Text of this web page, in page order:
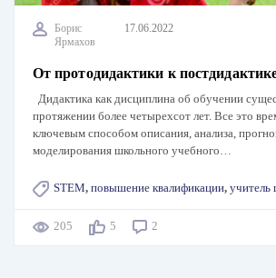
Борис
Ярмахов
17.06.2022
От протодидактики к
Дидактика как дисциплина об обучении
протяжении более четырехсот лет. Все это
ключевым способом описания, анализа,
моделирования школьного учебного…
STEM, повышение квалификации, учитель
205 5 2